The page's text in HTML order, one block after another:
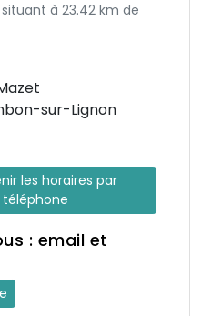
à 23.42 km de
sur-Lignon
les horaires par
téléphone
: email et